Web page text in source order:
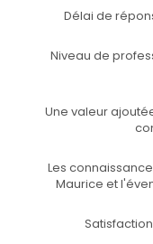
Délai de
Niveau de
Une valeur
Les
Maurice et